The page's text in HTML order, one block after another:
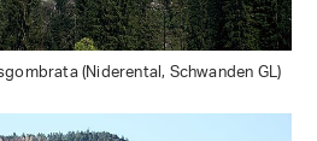
(Niderental, Schwanden GL)